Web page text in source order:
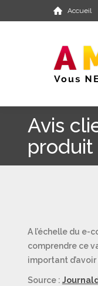
Accueil
Avis
produit
A l’échelle du e-
comprendre ce
important
Source :